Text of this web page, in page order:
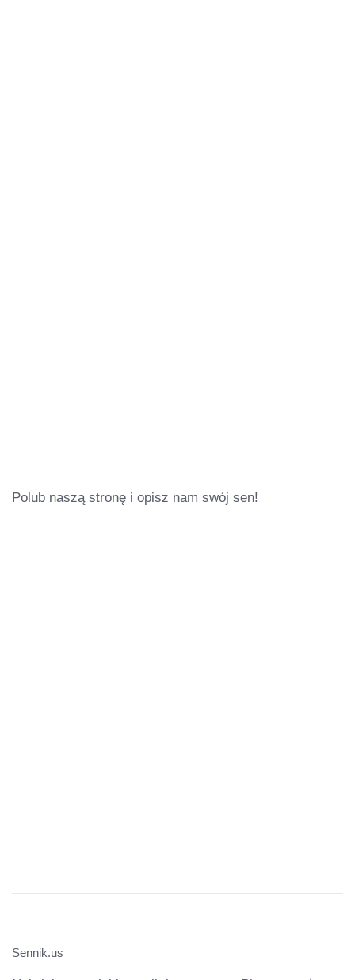
Polub naszą stronę i opisz nam swój sen!
Sennik.us